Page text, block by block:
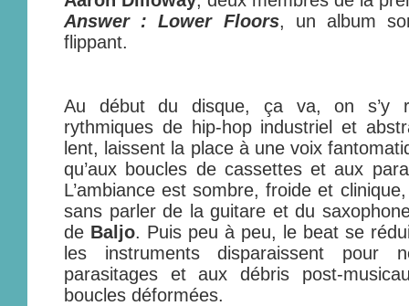
Answer : Lower Floors, un album
flippant.
Au début du disque, ça va, on s’y
rythmiques de hip-hop industriel et
lent, laissent la place à une voix
qu’aux boucles de cassettes et aux
L’ambiance est sombre, froide et
sans parler de la guitare et du
de Baljo. Puis peu à peu, le beat se
les instruments disparaissent pour
parasitages et aux débris post-
boucles déformées.